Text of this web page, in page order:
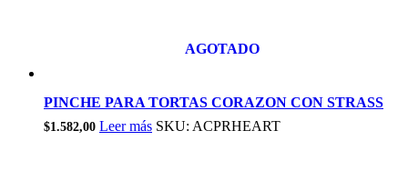
AGOTADO
PINCHE PARA TORTAS CORAZON CON STRASS
$1.582,00 Leer más SKU: ACPRHEART